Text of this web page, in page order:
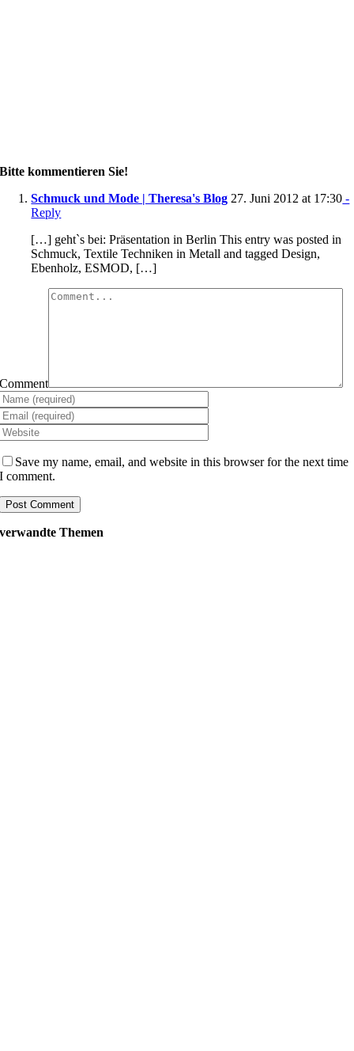
Bitte kommentieren Sie!
Schmuck und Mode | Theresa's Blog 27. Juni 2012 at 17:30 -
Reply
[…] geht`s bei: Präsentation in Berlin This entry was posted in
Schmuck, Textile Techniken in Metall and tagged Design,
Ebenholz, ESMOD, […]
Comment
Save my name, email, and website in this browser for the next time
I comment.
verwandte Themen